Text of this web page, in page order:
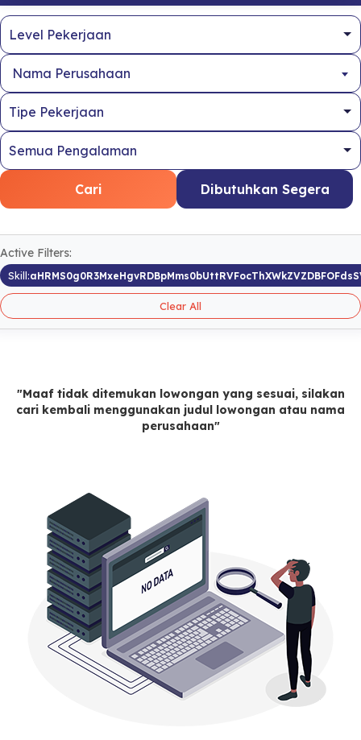
Nama Perusahaan
Cari Dibutuhkan Segera
Active Filters:
Skill:
Clear All
"Maaf tidak ditemukan lowongan yang sesuai, silakan
cari kembali menggunakan judul lowongan atau nama
perusahaan"